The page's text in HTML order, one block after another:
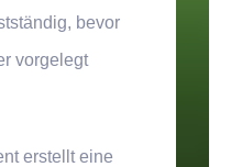
bevor
vorgelegt
erstellt eine